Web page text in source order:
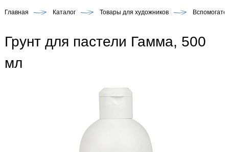
Главная Каталог Товары для художников
Грунт для пастели Гамма, 500
мл